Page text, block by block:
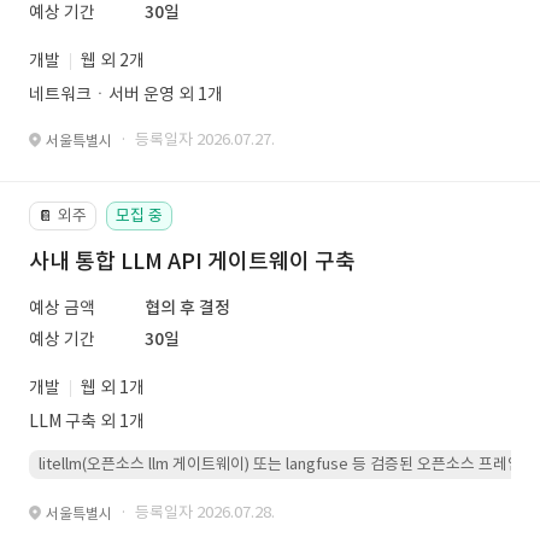
예상 기간
30일
개발
웹 외 2개
네트워크ㆍ서버 운영 외 1개
서울특별시 · 등록일자 2026.07.27.
📔 외주 모집 중
사내 통합 LLM API 게이트웨이 구축
예상 금액
협의 후 결정
예상 기간
30일
개발
웹 외 1개
LLM 구축 외 1개
litellm(오픈소스 llm 게이트웨이) 또는 langfuse 등 검증된 오픈소스 프레임워
서울특별시 · 등록일자 2026.07.28.